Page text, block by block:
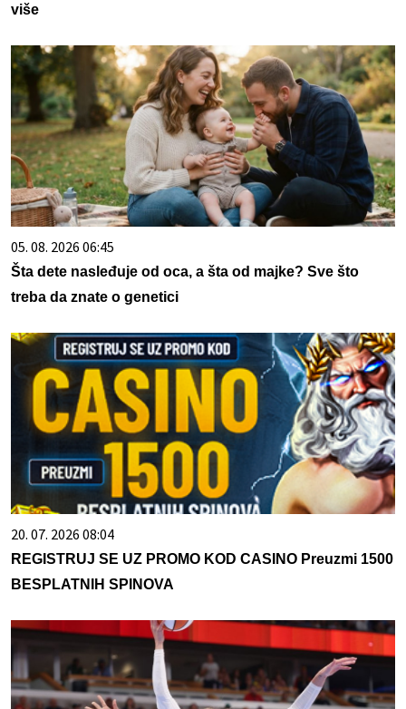
više
05. 08. 2026 06:45
Šta dete nasleđuje od oca, a šta od majke? Sve što
treba da znate o genetici
20. 07. 2026 08:04
REGISTRUJ SE UZ PROMO KOD CASINO Preuzmi 1500
BESPLATNIH SPINOVA